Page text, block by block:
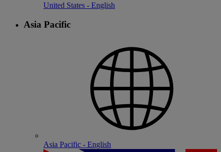
United States - English
Asia Pacific
Asia Pacific - English